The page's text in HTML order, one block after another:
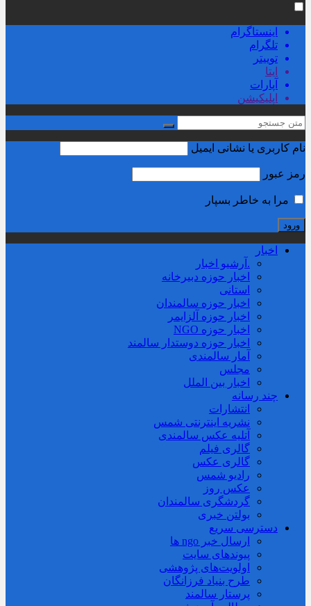
اینستاگرام
تلگرام
توییتر
ایتا
آپارات
اپلیکیشن
نام کاربری یا نشانی ایمیل
رمز عبور
مرا به خاطر بسپار
اخبار
.آرشیو اخبار
اخبار حوزه دبیرخانه
استانی
اخبار حوزه سالمندان
اخبار حوزه آلزايمر
اخبار حوزه NGO
اخبار حوزه دوستدار سالمند
آمار سالمندی
مجلس
اخبار بین الملل
چند رسانه
انتشارات
نشریه اینترنتی شمس
آتلیه عکس سالمندی
گالری فیلم
گالری عکس
رادیو شمس
عکس روز
گردشگری سالمندان
بولتن خبری
دسترسی سریع
ارسال خبر ngo ها
پیوندهای سایت
اولویت‌های پژوهشی
طرح بنیاد فرزانگان
پرستار سالمند